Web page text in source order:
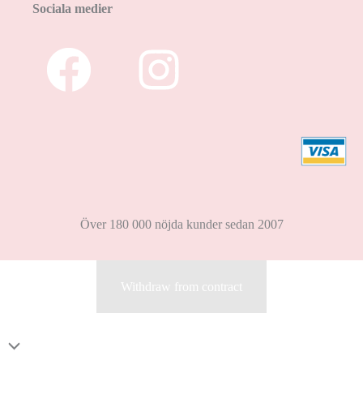
Sociala medier
Över 180 000 nöjda kunder sedan 2007
Withdraw from contract